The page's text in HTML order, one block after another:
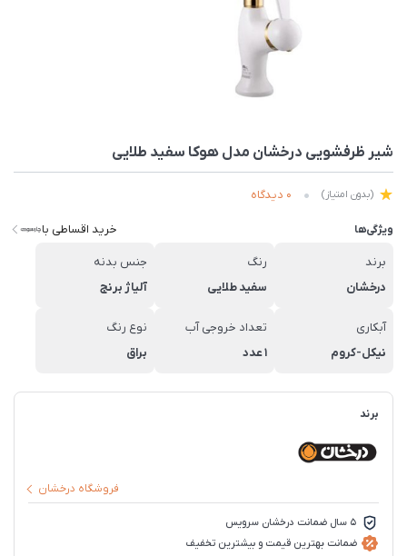
شیر ظرفشویی درخشان مدل هوکا سفید طلایی
(بدون امتیاز) 0 دیدگاه
ویژگی‌ها خرید اقساطی با
برند
درخشان
رنگ
سفید طلایی
جنس بدنه
آلیاژ برنج
آبکاری
نیکل-کروم
تعداد خروجی آب
1 عدد
نوع رنگ
براق
برند
فروشگاه درخشان
5 سال ضمانت درخشان سرویس
ضمانت بهترین قیمت و بیشترین تخفیف